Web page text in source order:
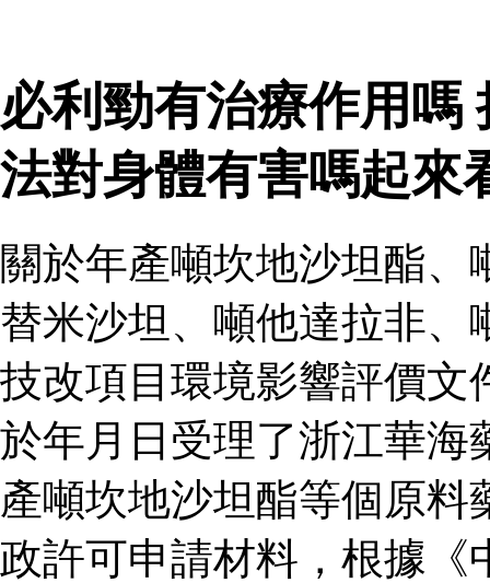
必利勁有治療作用嗎
法對身體有害嗎起來
關於年產噸坎地沙坦酯
替米沙坦、噸他達拉非
技改項目環境影響評價文
於年月日受理了浙江華海
產噸坎地沙坦酯等個原
政許可申請材料，根據《